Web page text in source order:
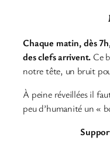
Chaque matin, dès
des clefs arrivent. Ce
notre tête, un bruit
À peine réveillées il
peu d’humanité un «